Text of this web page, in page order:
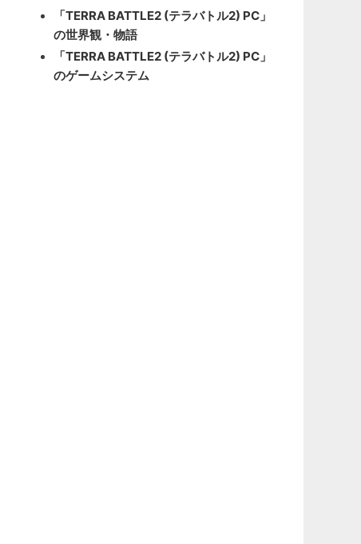
「TERRA BATTLE2 (テラバトル2) PC」
の世界観・物語
「TERRA BATTLE2 (テラバトル2) PC」
のゲームシステム